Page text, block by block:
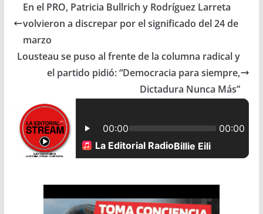
e
o
k
t
A
i
r
En el PRO, Patricia Bullrich y Rodríguez Larreta
volvieron a discrepar por el significado del 24 de
marzo
Lousteau se puso al frente de la columna radical y
el partido pidió: “Democracia para siempre,
Dictadura Nunca Más”